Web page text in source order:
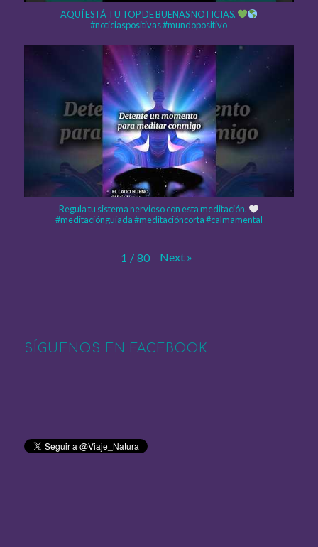
AQUÍ ESTÁ TU TOP DE BUENAS NOTICIAS.
#noticiaspositivas #mundopositivo
Regula tu sistema nervioso con esta meditación.
#meditaciónguiada #meditacióncorta #calmamental
1 / 80 Next »
SÍGUENOS EN FACEBOOK